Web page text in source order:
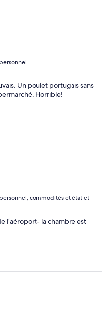
Un poulet portugais sans
Horrible!
commodités et état et
l’aéroport- la chambre est